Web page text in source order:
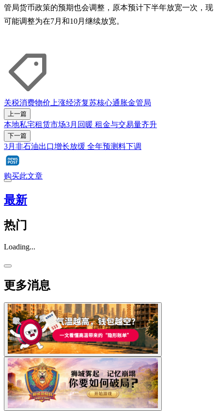
管局货币政策的预期也会调整，原本预计下半年放宽一次，现
可能调整为在7月和10月继续放宽。
关税消费物价上涨经济复苏核心通胀金管局
上一篇
本地私宅租赁市场3月回暖 租金与交易量齐升
下一篇
3月非石油出口增长放缓 全年预测料下调
购买此文章
最新
热门
Loading...
更多消息